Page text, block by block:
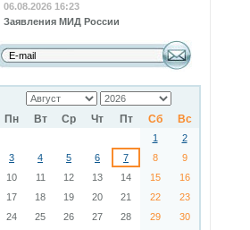
06.08.2026 16:23
Заявления МИД России
Пн Вт Ср Чт Пт Сб Вс
1
2
3
4 5 6 7 8
9
10
11 12 13 14 15
16
17
18 19 20 21 22
23
24
25 26 27 28 29 30